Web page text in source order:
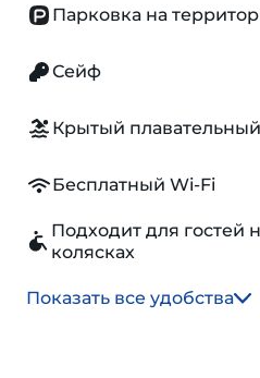
Парковка на
Сейф
Крытый
Бесплатный Wi-Fi
Подходит для гостей
колясках
Показать все удобства